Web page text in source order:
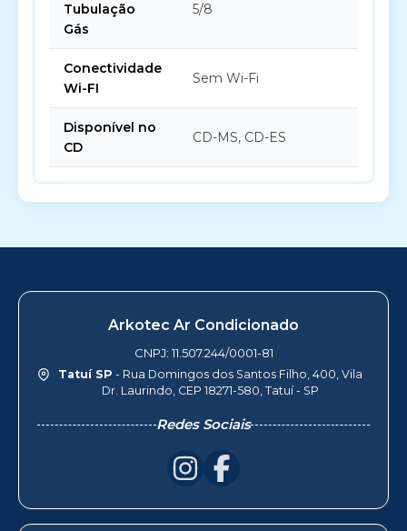
Tubulação
Gás
5/8
Conectividade
Wi-FI
Sem Wi-Fi
Disponível no
CD
CD-MS, CD-ES
Arkotec Ar Condicionado
CNPJ: 11.507.244/0001-81
Tatuí SP - Rua Domingos dos Santos Filho, 400, Vila
Dr. Laurindo, CEP 18271-580, Tatuí - SP
Redes Sociais